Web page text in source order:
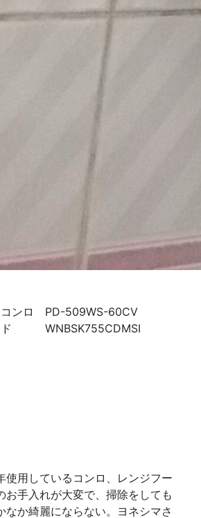
ンロ PD-509WS-60CV
ド WNBSK755CDMSI
使用しているコンロ、レンジフー
お手入れが大変で、掃除をしても
なか綺麗にならない。ヨネシマさ